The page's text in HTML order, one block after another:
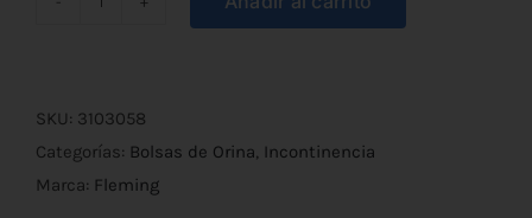
para
Bolsa
de
SKU: 3103058
Categorías: Bolsas de Orina Incontinencia
Marca: Fleming